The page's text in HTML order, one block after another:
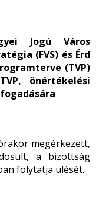
Jogú Város
(FVS) és Érd
(TVP)
önértékelési
megérkezett,
a bizottság
folytatja ülését.